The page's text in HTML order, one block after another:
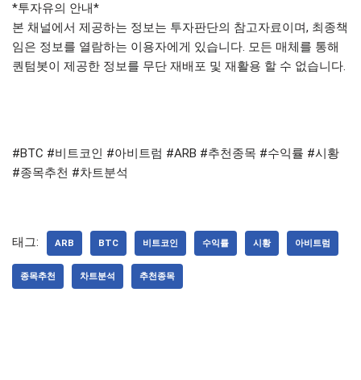
*투자유의 안내*
본 채널에서 제공하는 정보는 투자판단의 참고자료이며, 최종책
임은 정보를 열람하는 이용자에게 있습니다. 모든 매체를 통해
퀀텀봇이 제공한 정보를 무단 재배포 및 재활용 할 수 없습니다.
#BTC #비트코인 #아비트럼 #ARB #추천종목 #수익률 #시황
#종목추천 #차트분석
태그: ARB BTC 비트코인 수익률 시황 아비트럼
종목추천 차트분석 추천종목